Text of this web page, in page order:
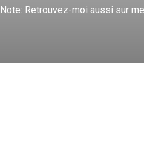
Note: Retrouvez-moi aussi sur